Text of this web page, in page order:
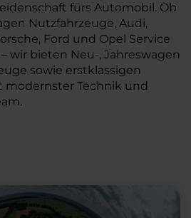
fürs Automobil. Ob
Nutzfahrzeuge, Audi,
Ford und Opel Service
wir bieten Neu-, Jahreswagen
sowie erstklassigen
Technik und